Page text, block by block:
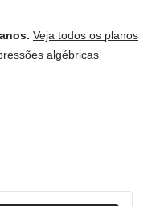
Veja todos os planos
algébricas